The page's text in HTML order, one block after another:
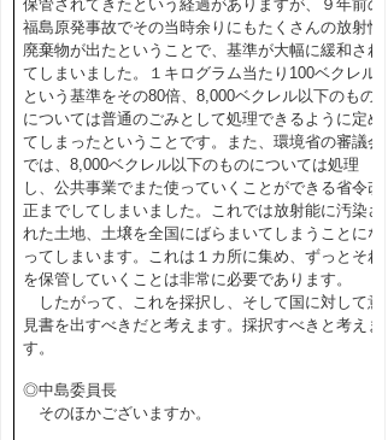
保管されてきたという経過がありますが、９年前の
福島原発事故でその当時余りにもたくさんの放射性
廃棄物が出たということで、基準が大幅に緩和され
てしまいました。１キログラム当たり100ベクレル
という基準をその80倍、8,000ベクレル以下のもの
については普通のごみとして処理できるように定め
てしまったということです。また、環境省の審議会
では、8,000ベクレル以下のものについては処理
し、公共事業でまた使っていくことができる省令改
正までしてしまいました。これでは放射能に汚染さ
れた土地、土壌を全国にばらまいてしまうことにな
ってしまいます。これは１カ所に集め、ずっとそれ
を保管していくことは非常に必要であります。
したがって、これを採択し、そして国に対して意
見書を出すべきだと考えます。採択すべきと考えま
す。
◎中島委員長
そのほかございますか。